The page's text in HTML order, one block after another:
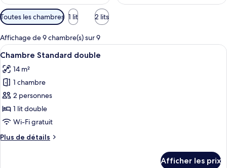
Filtres
disponibles
pour
les
chambres
Toutes les chambres 1 lit 2 lits
Affichage de 9 chambre(s) sur 9
Afficher
toutes
les
photos
pour
ce
type
chambre :
Une chambre à coucher bien
13
Chambre Standard double
14 m²
1 chambre
2 personnes
1 lit double
Wi-Fi gratuit
Plus de détails
Plus
Afficher les prix